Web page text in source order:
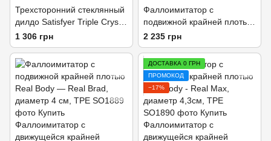
Трехсторонний стеклянный
дилдо Satisfyer Triple Crystal
1 Transparent
1 306 грн
Фаллоимитатор с
подвижной крайней плотью
Real Body - Real JO,
диаметр 4см, TPE
2 235 грн
ДОСТАВКА 0 ГРН
ПРОМОКОД
−17%